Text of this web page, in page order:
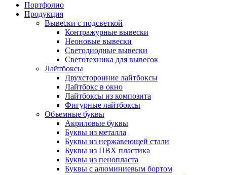
Портфолио
Продукция
Вывески с подсветкой
Контражурные вывески
Неоновые вывески
Светодиодные вывески
Светотехника для вывесок
Лайтбоксы
Двухсторонние лайтбоксы
Лайтбокс в окно
Лайтбоксы из композита
Фигурные лайтбоксы
Объемные буквы
Акриловые буквы
Буквы из металла
Буквы из нержавеющей стали
Буквы из ПВХ пластика
Буквы из пенопласта
Буквы с алюминиевым бортом